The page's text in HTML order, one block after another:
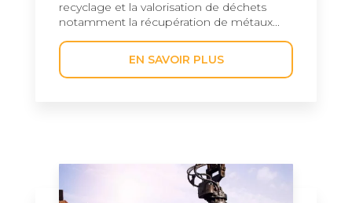
recyclage et la valorisation de déchets
notamment la récupération de métaux...
EN SAVOIR PLUS